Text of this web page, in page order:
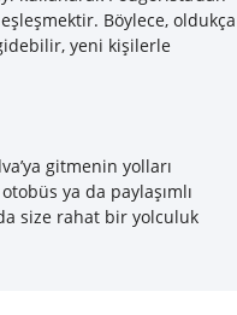
Böylece, oldukça
yeni kişilerle
gitmenin yolları
ya da paylaşımlı
size rahat bir yolculuk